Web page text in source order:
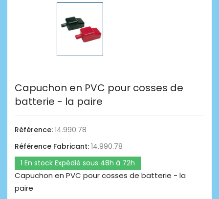
Capuchon en PVC pour cosses de
batterie - la paire
Référence: 14.990.78
Référence Fabricant: 14.990.78
1 En stock Expédié sous 48h à 72h
Capuchon en PVC pour cosses de batterie - la
paire